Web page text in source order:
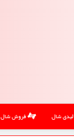
لیدی شال فروش شال